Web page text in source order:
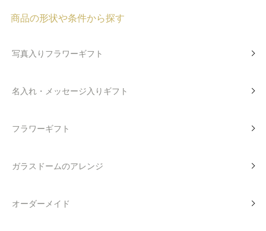
商品の形状や条件から探す
写真入りフラワーギフト
名入れ・メッセージ入りギフト
フラワーギフト
ガラスドームのアレンジ
オーダーメイド